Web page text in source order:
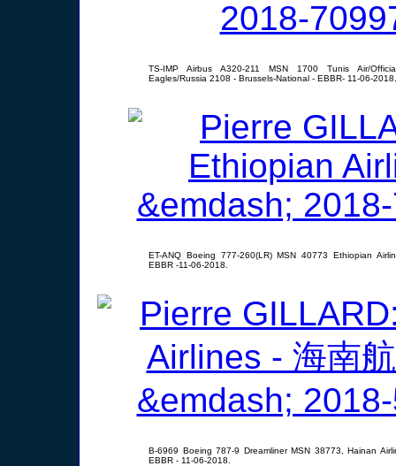
TS-IMP Airbus A320-211 MSN 1700 Tunis Air/
Eagles/Russia 2108 - Brussels-National - EBBR- 11-06-2018.
ET-ANQ Boeing 777-260(LR) MSN 40773 Ethiopian
EBBR -11-06-2018.
B-6969 Boeing 787-9 Dreamliner MSN 38773, Hainan
EBBR - 11-06-2018.